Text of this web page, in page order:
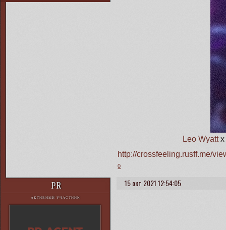
Leo Wyattx
http://crossfeeling.rusff.me/
0
15 окт 2021 12:54:05
PR
АКТИВНЫЙ УЧАСТНИК